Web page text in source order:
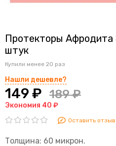
Протекторы Афродита
штук
Купили менее 20 раз
149 ₽ 189 ₽
Экономия 40 ₽
Нашли дешевле?
Оставить отзыв
Толщина: 60 микрон.